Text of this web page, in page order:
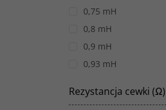
0,75 mH
0,8 mH
0,9 mH
0,93 mH
1 mH
Rezystancja cewki (Ω)